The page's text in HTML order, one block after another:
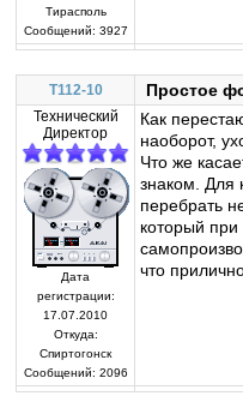
Тирасполь
Сообщений: 3927
T112-10 Простое
Технический
Директор
Дата
регистрации:
17.07.2010
Откуда:
Спиртогонск
Сообщений: 2096
Как
наоборот,
Что же
знаком. Для
перебрать
который при
что